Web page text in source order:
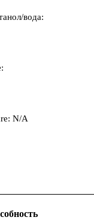
вода:
N/A